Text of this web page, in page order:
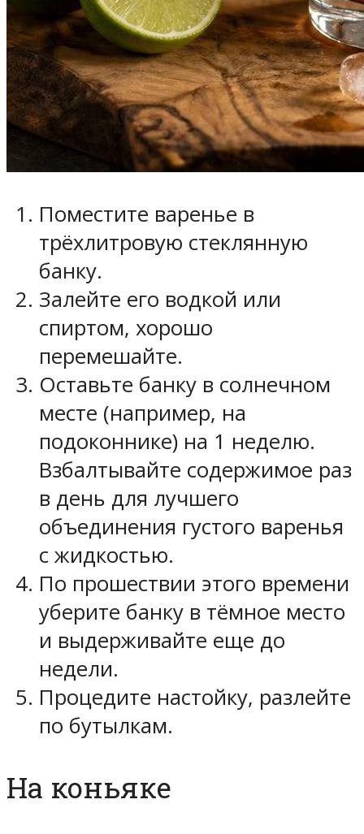
Поместите варенье в
трёхлитровую стеклянную
банку.
Залейте его водкой или
спиртом, хорошо
перемешайте.
Оставьте банку в солнечном
месте (например, на
подоконнике) на 1 неделю.
Взбалтывайте содержимое раз
в день для лучшего
объединения густого варенья
с жидкостью.
По прошествии этого времени
уберите банку в тёмное место
и выдерживайте еще до
недели.
Процедите настойку, разлейте
по бутылкам.
На коньяке